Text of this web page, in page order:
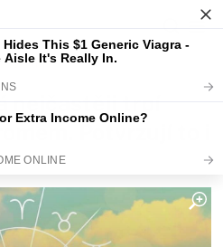
nejčastěji trpí
Potvrzují to i